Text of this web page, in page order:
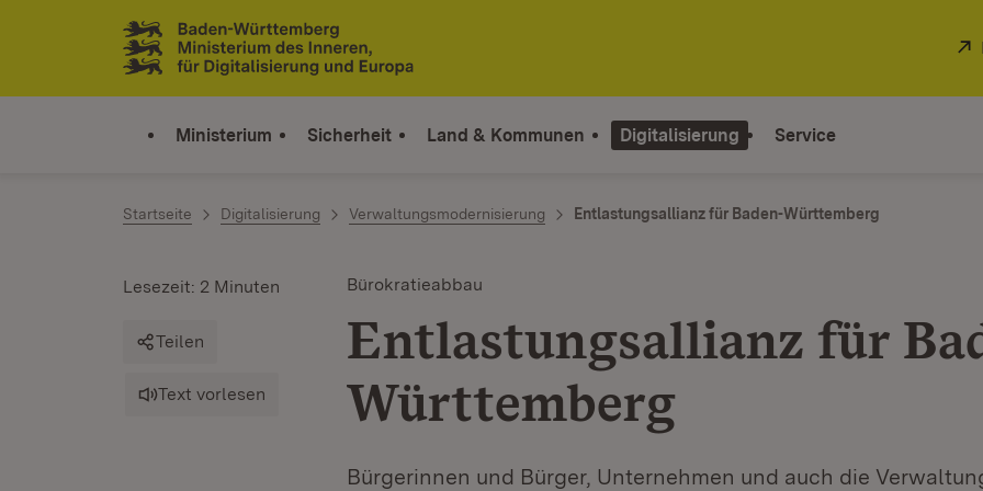
Zum Inhalt springen
Link zur Startseite
Ministerium Sicherheit Land & Kommunen Digitalisierung Service
Startseite Digitalisierung Verwaltungsmodernisierung Entlastungsallianz für Baden-Württemberg
Bürokratieabbau
Entlastungsallianz für
Württemberg
Bürgerinnen und Bürger, Unternehmen und auch die
Lesezeit: 2 Minuten
Teilen
Text vorlesen